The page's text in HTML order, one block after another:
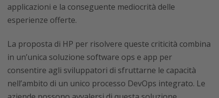
applicazioni e la conseguente mediocrità delle
esperienze offerte.
La proposta di HP per risolvere queste criticità combina
in un’unica soluzione software ops e app per
consentire agli sviluppatori di sfruttarne le capacità
nell’ambito di un unico processo DevOps integrato. Le